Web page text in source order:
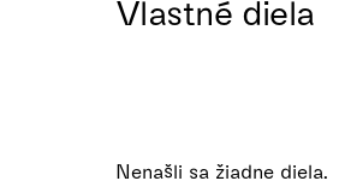
Vlastné diela
Nenašli sa žiadne diela.